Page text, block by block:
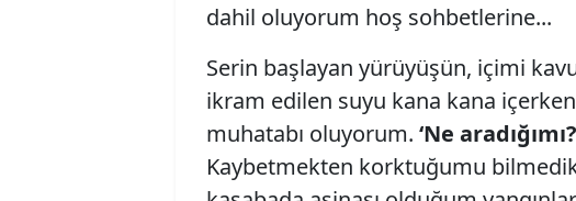
dahil oluyorum hoş sohbetlerine...
Serin başlayan yürüyüşün, içimi
ikram edilen suyu kana kana
muhatabı oluyorum. ‘Ne
Kaybetmekten korktuğumu